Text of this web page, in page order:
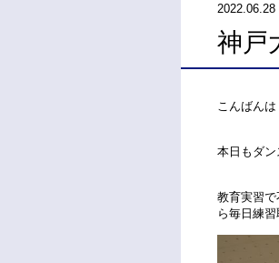
2022.06.28
神戸
こんばんは
本日もダ
教育実習
ら毎日練